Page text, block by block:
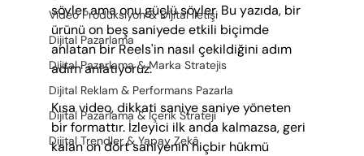
Video Prodüksiyon & Dijital İletişi
Dijital Pazarlama
Dijital Pazarlama & Marka Stratejis
Dijital Reklam & Performans Pazarla
Dijital Pazarlama & İçerik Strateji
Dijital Trendler & Yapay Zekâ
söyler ama onu güçlü söyler. Bu yazıda, bir
ürünü on beş saniyede etkili biçimde
anlatan bir Reels'in nasıl çekildiğini adım
adım anlatıyoruz.
Kısa video, dikkati saniye saniye yöneten
bir formattır. İzleyici ilk anda kalmazsa, geri
kalan on dört saniyenin hiçbir hükmü